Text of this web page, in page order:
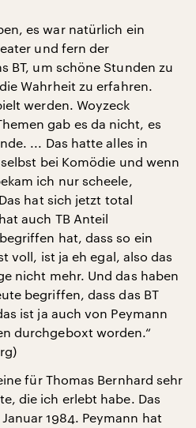
es war natürlich ein
und fern der
BT, um schöne Stunden zu
Wahrheit zu erfahren.
werden. Woyzeck
gab es da nicht, es
... Das hatte alles in
bei Komödie und wenn
ich nur scheele,
hat sich jetzt total
auch TB Anteil
hat, dass so ein
voll, ist ja eh egal, also das
nicht mehr. Und das haben
begriffen, dass das BT
ist ja auch von Peymann
durchgeboxt worden.“
für Thomas Bernhard sehr
die ich erlebt habe. Das
1984. Peymann hat